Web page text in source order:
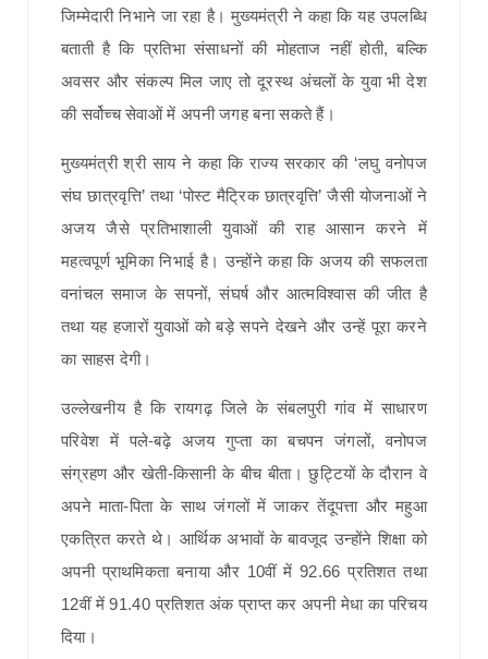
जिम्मेदारी निभाने जा रहा है। मुख्यमंत्री ने कहा कि यह उपलब्धि
बताती है कि प्रतिभा संसाधनों की मोहताज नहीं होती, बल्कि
अवसर और संकल्प मिल जाए तो दूरस्थ अंचलों के युवा भी देश
की सर्वोच्च सेवाओं में अपनी जगह बना सकते हैं।
मुख्यमंत्री श्री साय ने कहा कि राज्य सरकार की ‘लघु वनोपज
संघ छात्रवृत्ति’ तथा ‘पोस्ट मैट्रिक छात्रवृत्ति’ जैसी योजनाओं ने
अजय जैसे प्रतिभाशाली युवाओं की राह आसान करने में
महत्वपूर्ण भूमिका निभाई है। उन्होंने कहा कि अजय की सफलता
वनांचल समाज के सपनों, संघर्ष और आत्मविश्वास की जीत है
तथा यह हजारों युवाओं को बड़े सपने देखने और उन्हें पूरा करने
का साहस देगी।
उल्लेखनीय है कि रायगढ़ जिले के संबलपुरी गांव में साधारण
परिवेश में पले-बढ़े अजय गुप्ता का बचपन जंगलों, वनोपज
संग्रहण और खेती-किसानी के बीच बीता। छुट्टियों के दौरान वे
अपने माता-पिता के साथ जंगलों में जाकर तेंदूपत्ता और महुआ
एकत्रित करते थे। आर्थिक अभावों के बावजूद उन्होंने शिक्षा को
अपनी प्राथमिकता बनाया और 10वीं में 92.66 प्रतिशत तथा
12वीं में 91.40 प्रतिशत अंक प्राप्त कर अपनी मेधा का परिचय
दिया।